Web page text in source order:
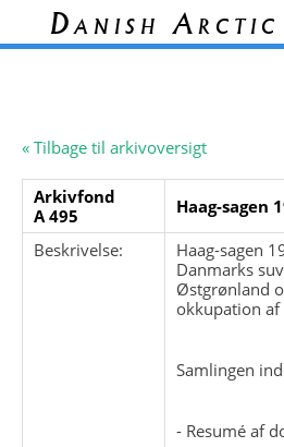
Danish
« Tilbage til arkivoversigt
Arkivfond
A 495
Haag-sagen
Beskrivelse:
Haag-sagen
Danmarks
Østgrønland
okkupation
Samlingen
- Resumé af